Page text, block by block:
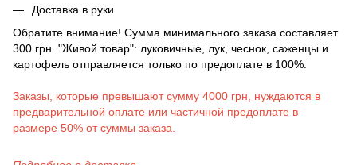
Доставка в руки
Обратите внимание! Сумма минимального заказа составляет
300 грн. "Живой товар": луковичные, лук, чеснок, саженцы и
картофель отправляется только по предоплате в 100%.
Заказы, которые превышают сумму 4000 грн, нуждаются в
предварительной оплате или частичной предоплате в
размере 50% от суммы заказа.